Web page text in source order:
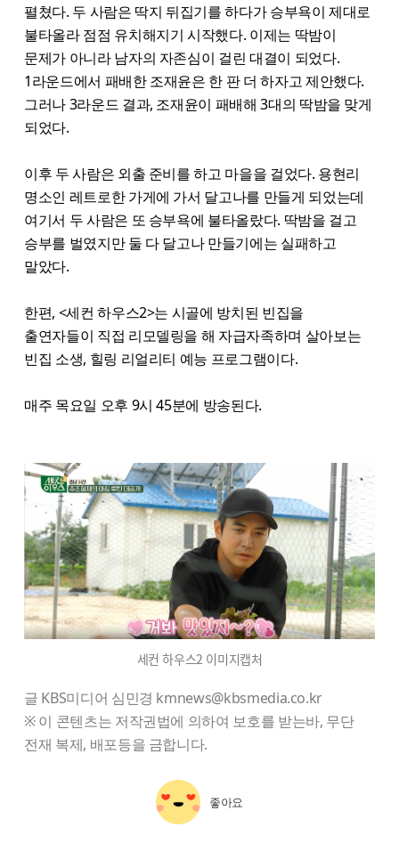
펼쳤다. 두 사람은 딱지 뒤집기를 하다가 승부욕이 제대로
불타올라 점점 유치해지기 시작했다. 이제는 딱밤이
문제가 아니라 남자의 자존심이 걸린 대결이 되었다.
1라운드에서 패배한 조재윤은 한 판 더 하자고 제안했다.
그러나 3라운드 결과, 조재윤이 패배해 3대의 딱밤을 맞게
되었다.
이후 두 사람은 외출 준비를 하고 마을을 걸었다. 용현리
명소인 레트로한 가게에 가서 달고나를 만들게 되었는데
여기서 두 사람은 또 승부욕에 불타올랐다. 딱밤을 걸고
승부를 벌였지만 둘 다 달고나 만들기에는 실패하고
말았다.
한편, <세컨 하우스2>는 시골에 방치된 빈집을
출연자들이 직접 리모델링을 해 자급자족하며 살아보는
빈집 소생, 힐링 리얼리티 예능 프로그램이다.
매주 목요일 오후 9시 45분에 방송된다.
세컨 하우스2 이미지캡처
글 KBS미디어 심민경 kmnews@kbsmedia.co.kr
※ 이 콘텐츠는 저작권법에 의하여 보호를 받는바, 무단
전재 복제, 배포등을 금합니다.
좋아요